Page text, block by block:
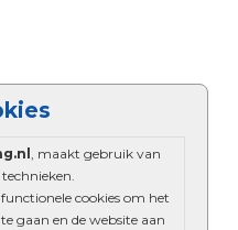
, maakt gebruik van
cookies om het
gaan en de website aan